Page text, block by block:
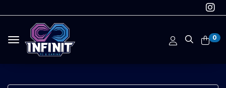
0
Toggle navigation